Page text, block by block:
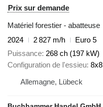
Prix sur demande
Matériel forestier - abatteuse
2024
2 827 m/h
Euro 5
Puissance 268 ch (197 kW)
Configuration de l'essieu 8x8
Allemagne, Lübeck